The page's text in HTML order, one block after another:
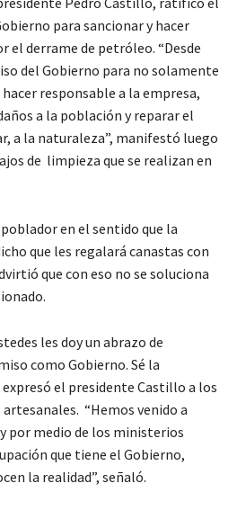
para sancionar y hacer
el derrame de petróleo. “Desde
del Gobierno para no solamente
responsable a la empresa,
a la población y reparar el
a la naturaleza”, manifestó luego
de limpieza que se realizan en
en el sentido que la
que les regalará canastas con
que con eso no se soluciona
les doy un abrazo de
como Gobierno. Sé la
el presidente Castillo a los
“Hemos venido a
por medio de los ministerios
que tiene el Gobierno,
la realidad”, señaló.